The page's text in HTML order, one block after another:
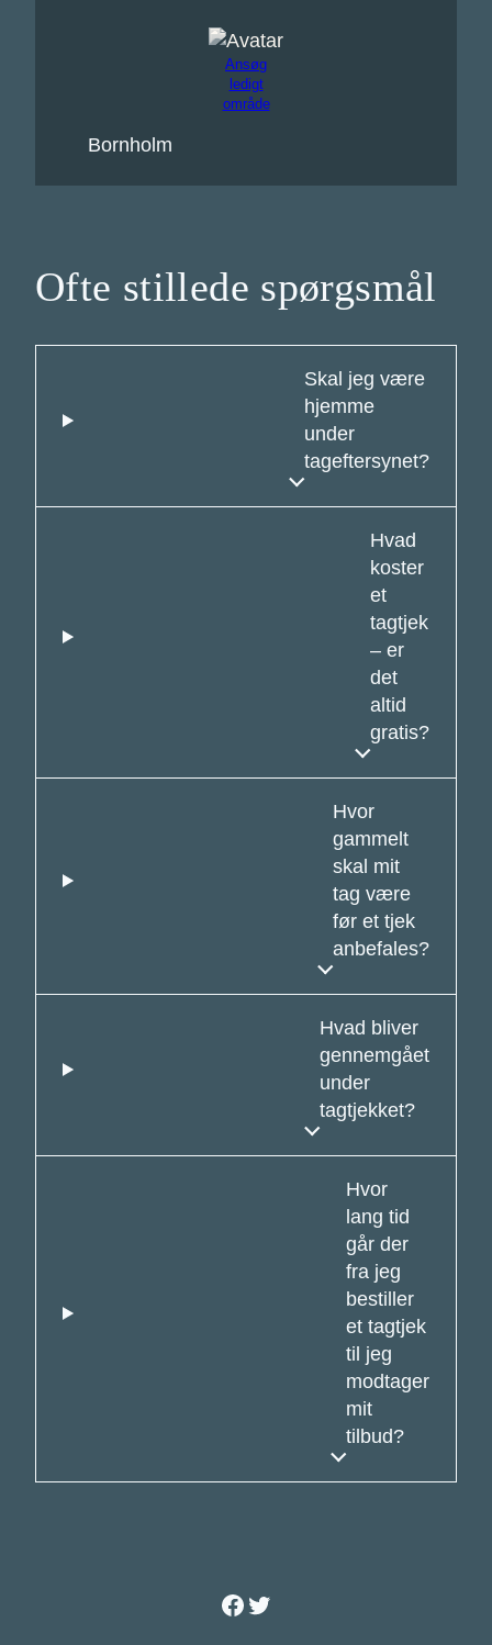
Ansøg
ledigt
område
Bornholm
Ofte stillede spørgsmål
Skal jeg være
hjemme
under
tageftersynet?
Hvad
koster
et
tagtjek
– er
det
altid
gratis?
Hvor
gammelt
skal mit
tag være
før et tjek
anbefales?
Hvad bliver
gennemgået
under
tagtjekket?
Hvor
lang tid
går der
fra jeg
bestiller
et tagtjek
til jeg
modtager
mit
tilbud?
Facebook
Twitter